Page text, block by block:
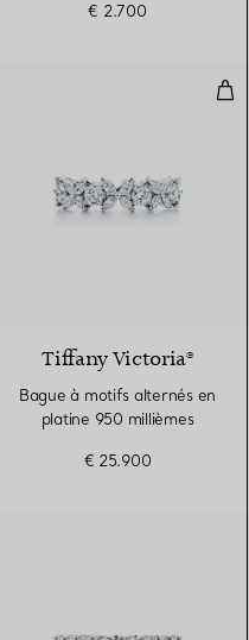
€ 2.700
Tiffany Victoria®
Bague à motifs alternés en
platine 950 millièmes
€ 25.900